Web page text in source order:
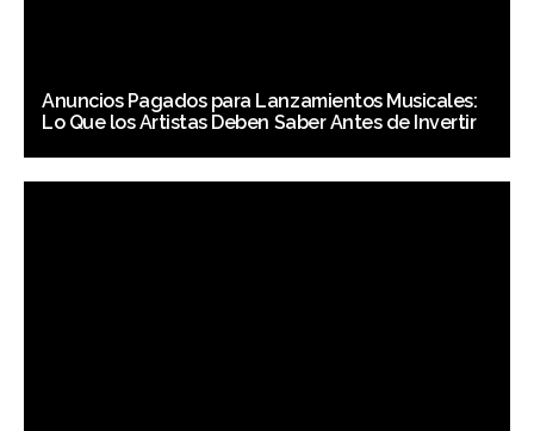
Anuncios Pagados para Lanzamientos Musicales:
Lo Que los Artistas Deben Saber Antes de Invertir